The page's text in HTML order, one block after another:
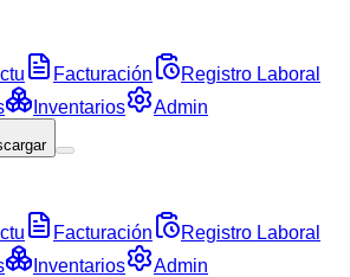
Facturación
Registro Laboral
Inventarios Admin
Facturación
Registro Laboral
Inventarios Admin